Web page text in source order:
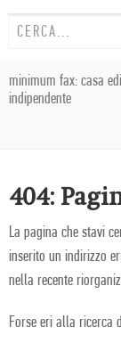
minimum fax: casa
indipendente
404:
La pagina che stavi
inserito un indirizzo
nella recente
Forse eri alla ricerca